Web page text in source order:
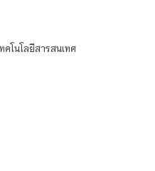
โนโลยีสารสนเทศ